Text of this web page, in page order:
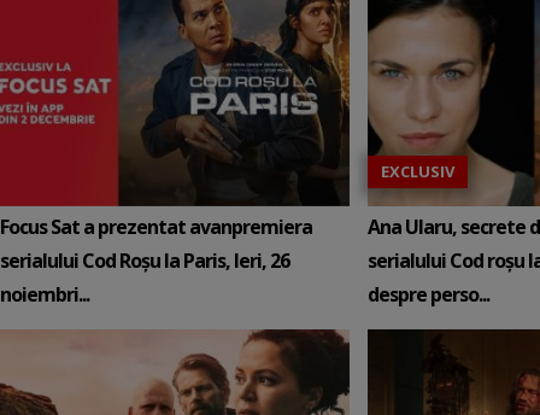
Focus Sat a prezentat avanpremiera
serialului Cod Roșu la Paris, Ieri, 26
noiembri...
EXCLUSIV
Ana Ularu, secrete
serialului Cod roșu
despre perso...